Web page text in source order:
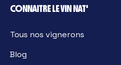
CONNAITRE LE VIN NAT'
Tous nos vignerons
Blog